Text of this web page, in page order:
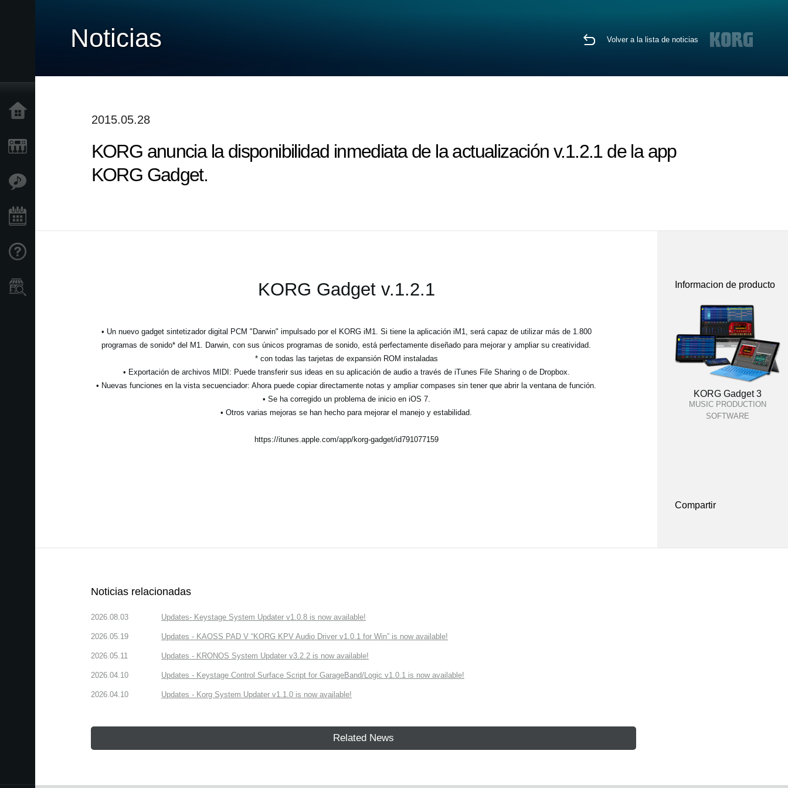
Características
Noticias Volver a la lista de noticias
2015.05.28
KORG anuncia la disponibilidad inmediata de la actualización v.1.2.1 de la app
KORG Gadget.
KORG Gadget v.1.2.1
• Un nuevo gadget sintetizador digital PCM "Darwin" impulsado por el KORG iM1. Si tiene la aplicación iM1, será capaz de utilizar más de 1.800
programas de sonido* del M1. Darwin, con sus únicos programas de sonido, está perfectamente diseñado para mejorar y ampliar su creatividad.
* con todas las tarjetas de expansión ROM instaladas
• Exportación de archivos MIDI: Puede transferir sus ideas en su aplicación de audio a través de iTunes File Sharing o de Dropbox.
• Nuevas funciones en la vista secuenciador: Ahora puede copiar directamente notas y ampliar compases sin tener que abrir la ventana de función.
• Se ha corregido un problema de inicio en iOS 7.
• Otros varias mejoras se han hecho para mejorar el manejo y estabilidad.
https://itunes.apple.com/app/korg-gadget/id791077159
Informacion de producto
KORG Gadget 3
MUSIC PRODUCTION
SOFTWARE
Compartir
Noticias relacionadas
2026.08.03 Updates- Keystage System Updater v1.0.8 is now available!
2026.05.19 Updates - KAOSS PAD V “KORG KPV Audio Driver v1.0.1 for Win” is now available!
2026.05.11 Updates - KRONOS System Updater v3.2.2 is now available!
2026.04.10 Updates - Keystage Control Surface Script for GarageBand/Logic v1.0.1 is now available!
2026.04.10 Updates - Korg System Updater v1.1.0 is now available!
Related News